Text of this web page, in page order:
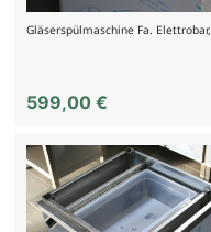
Gläserspülmaschine Fa. Elettrobar,
599,00 €